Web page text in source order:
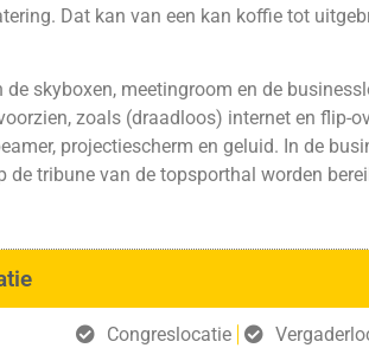
Dat kan van een kan koffie tot
de skyboxen, meetingroom en de
zoals (draadloos) internet en flip-
projectiescherm en geluid. In de
de tribune van de topsporthal worden
Congreslocatie